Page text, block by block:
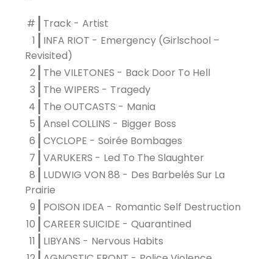
# Track
Artist
1
INFA RIOT
Emergency (Girlschool –
Revisited)
2
The VILETONES
Back Door To Hell
3
The WIPERS
Tragedy
4
The OUTCASTS
Mania
5
Ansel COLLINS
Bigger Boss
6
CYCLOPE
Soirée Bombages
7
VARUKERS
Led To The Slaughter
8
LUDWIG VON 88
Des Barbelés Sur La
Prairie
9
POISON IDEA
Romantic Self Destruction
10
CAREER SUICIDE
Quarantined
11
LIBYANS
Nervous Habits